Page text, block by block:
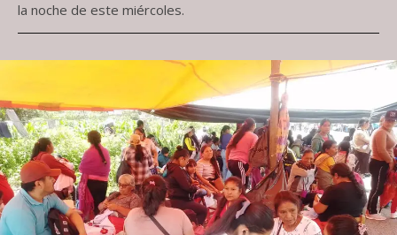
la noche de este miércoles.